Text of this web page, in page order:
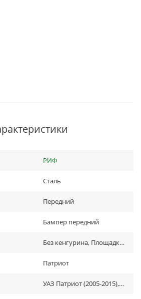
РИФ
Сталь
Передний
Бампер передний
Без кенгурина, Площадка под лебёдку, С доп. фарами
Патриот
УАЗ Патриот (2005-2015), УАЗ Патриот (2015-2018), УАЗ Патриот (2019-...), УАЗ Патриот пикап (2008-...)